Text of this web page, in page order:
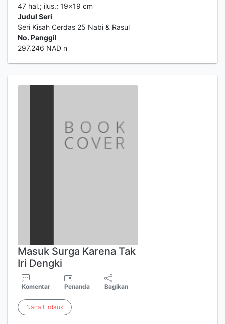
47 hal.; ilus.; 19x19 cm
Judul Seri
Seri Kisah Cerdas 25 Nabi & Rasul
No. Panggil
297.246 NAD n
Masuk Surga Karena Tak
Iri Dengki
Komentar Penanda Bagikan
Nada Firdaus